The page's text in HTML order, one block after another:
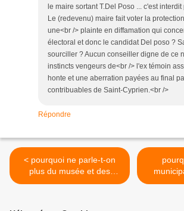
le maire sortant T.Del Poso ... c'est
Le (redevenu) maire fait voter la
une<br /> plainte en diffamation qui
électoral et donc le candidat Del poso ?
sourciller ? Aucun conseiller digne de ce
instincts vengeurs de<br /> l'ex témoin
honte et une aberration payées au final
contribuables de Saint-Cyprien.<br />
Répondre
< pourquoi ne parle-t-on
plus du musée et des
oeuvres d'art ?
l'office